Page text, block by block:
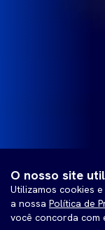
O nosso site
Utilizamos cookies
a nossa Política de
você concorda com